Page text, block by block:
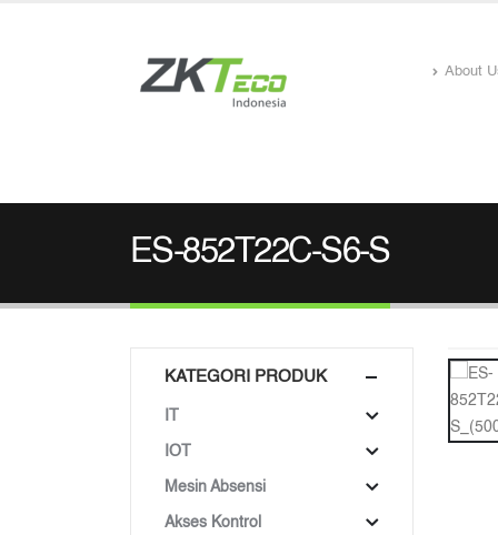
About
ES-852T22C-S6-S
KATEGORI PRODUK
IOT
Mesin Absensi
Akses Kontrol